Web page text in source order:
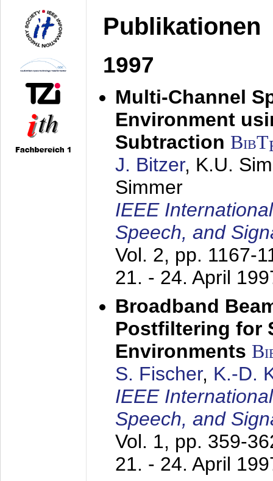
Publikationen
1997
Multi-Channel
Environment
Subtraction BibT
J. Bitzer, K.U.
Simmer
IEEE
Speech, and
Vol. 2, pp. 1167-
21. - 24. April
Broadband
Postfiltering for
Environments
S. Fischer, K.-D.
IEEE
Speech, and
Vol. 1, pp. 359-
21. - 24. April